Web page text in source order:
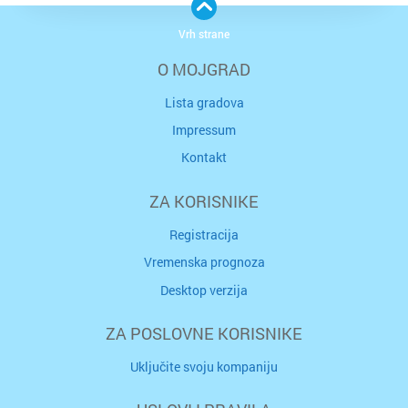
O MOJGRAD
Lista gradova
Impressum
Kontakt
ZA KORISNIKE
Registracija
Vremenska prognoza
Desktop verzija
ZA POSLOVNE KORISNIKE
Uključite svoju kompaniju
Vrh strane